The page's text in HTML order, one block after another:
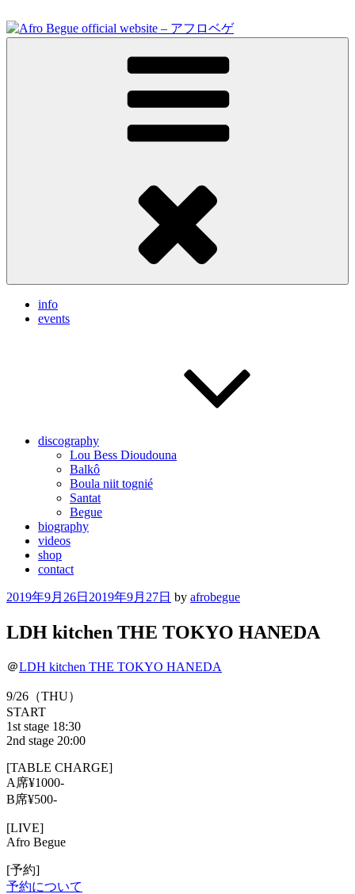
to
content
Afro Begue official website – アフロベゲ
info
events
discography
Lou Bess Dioudouna
Balkô
Boula niit tognié
Santat
Begue
biography
videos
shop
contact
Posted
2019年9月26日 2019年9月27日 by afrobegue
LDH kitchen THE TOKYO HANEDA
＠LDH kitchen THE TOKYO HANEDA
9/26（THU）
START
1st stage 18:30
2nd stage 20:00
[TABLE CHARGE]
A席¥1000-
B席¥500-
[LIVE]
Afro Begue
[予約]
予約について